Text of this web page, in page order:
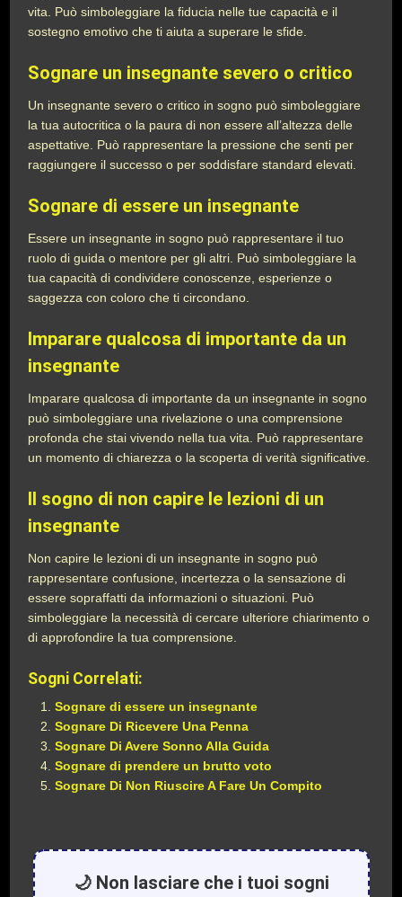
vita. Può simboleggiare la fiducia nelle tue capacità e il
sostegno emotivo che ti aiuta a superare le sfide.
Sognare un insegnante severo o critico
Un insegnante severo o critico in sogno può simboleggiare
la tua autocritica o la paura di non essere all’altezza delle
aspettative. Può rappresentare la pressione che senti per
raggiungere il successo o per soddisfare standard elevati.
Sognare di essere un insegnante
Essere un insegnante in sogno può rappresentare il tuo
ruolo di guida o mentore per gli altri. Può simboleggiare la
tua capacità di condividere conoscenze, esperienze o
saggezza con coloro che ti circondano.
Imparare qualcosa di importante da un
insegnante
Imparare qualcosa di importante da un insegnante in sogno
può simboleggiare una rivelazione o una comprensione
profonda che stai vivendo nella tua vita. Può rappresentare
un momento di chiarezza o la scoperta di verità significative.
Il sogno di non capire le lezioni di un
insegnante
Non capire le lezioni di un insegnante in sogno può
rappresentare confusione, incertezza o la sensazione di
essere sopraffatti da informazioni o situazioni. Può
simboleggiare la necessità di cercare ulteriore chiarimento o
di approfondire la tua comprensione.
Sogni Correlati:
Sognare di essere un insegnante
Sognare Di Ricevere Una Penna
Sognare Di Avere Sonno Alla Guida
Sognare di prendere un brutto voto
Sognare Di Non Riuscire A Fare Un Compito
🌙 Non lasciare che i tuoi sogni